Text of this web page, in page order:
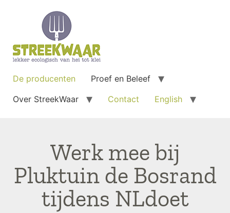
De producenten
Proef en Beleef
Over StreekWaar
Contact English
Werk mee bij
Pluktuin de Bosrand
tijdens NLdoet